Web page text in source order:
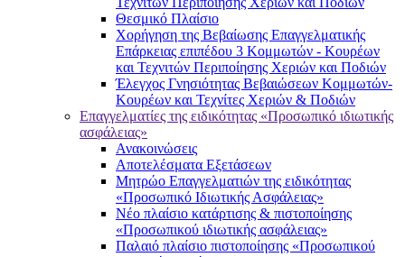
Θεσμικό Πλαίσιο
Χορήγηση της Βεβαίωσης Επαγγελματικής
Επάρκειας επιπέδου 3 Κομμωτών - Κουρέων
και Τεχνιτών Περιποίησης Χεριών και Ποδιών
Έλεγχος Γνησιότητας Βεβαιώσεων Κομμωτών-
Κουρέων και Τεχνίτες Χεριών & Ποδιών
Επαγγελματίες της ειδικότητας «Προσωπικό ιδιωτικής
ασφάλειας»
Ανακοινώσεις
Αποτελέσματα Εξετάσεων
Μητρώο Επαγγελματιών της ειδικότητας
«Προσωπικό Ιδιωτικής Ασφάλειας»
Νέο πλαίσιο κατάρτισης & πιστοποίησης
«Προσωπικού ιδιωτικής ασφάλειας»
Παλαιό πλαίσιο πιστοποίησης «Προσωπικού